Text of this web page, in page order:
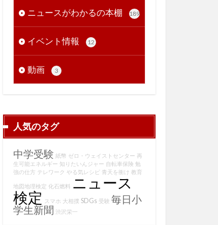
ニュースがわかるの本棚 189
イベント情報 12
動画 3
人気のタグ
中学受験 紙幣 ゼロ・ウェイストセンター 再
生可能エネルギー 知りたいんジャー 自転車保険 勉
強の仕方 テレワーク やる気レシピ 青天を衝け 教育
地図地理検定 化石燃料 ニュース
検定
スマホ 大相撲 SDGs 受験 毎日小
学生新聞 渋沢栄一